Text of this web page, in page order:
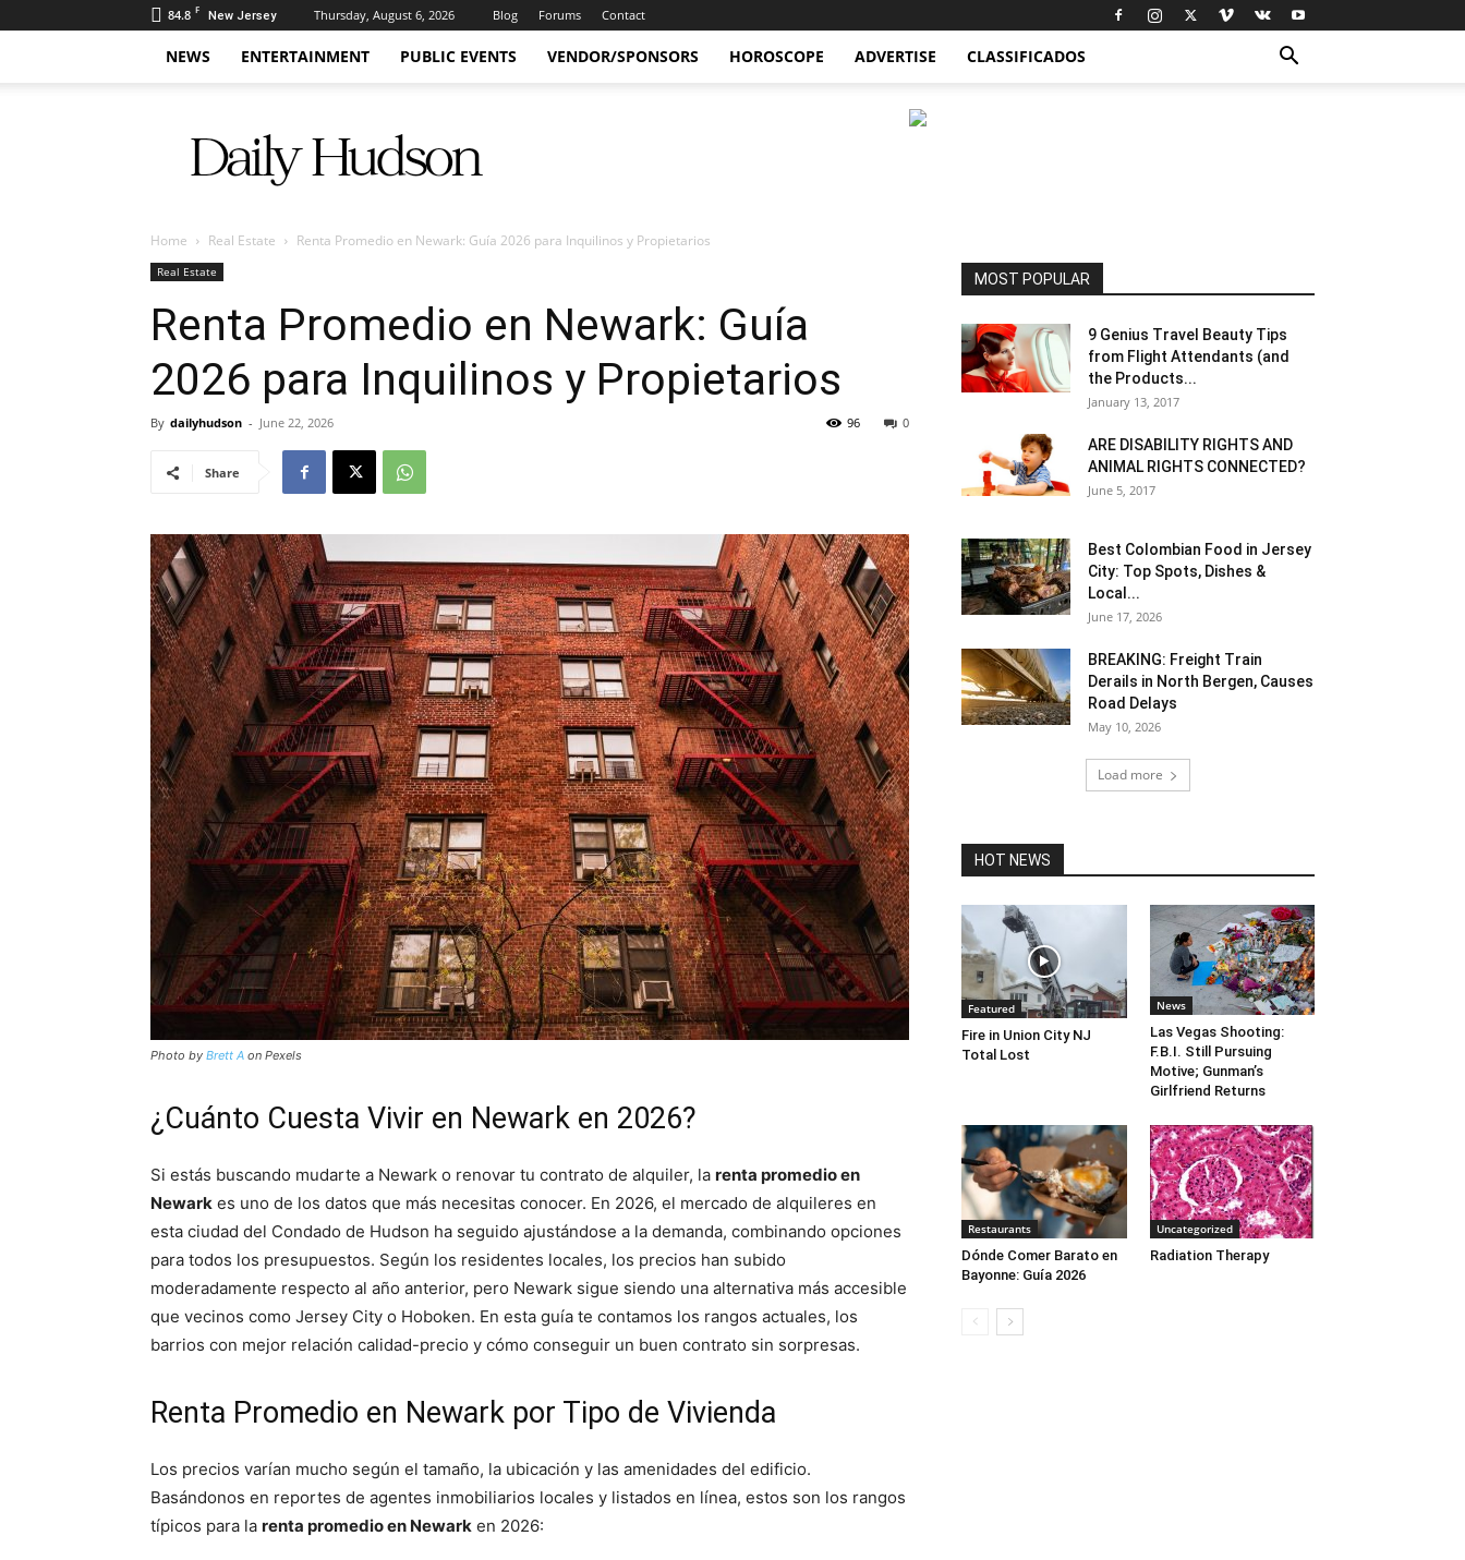
84.8 F New Jersey Thursday, August 6, 2026 Blog Forums Contact
NEWS ENTERTAINMENT PUBLIC EVENTS VENDOR/SPONSORS HOROSCOPE ADVERTISE CLASSIFICADOS
Hudson
Home Real Estate Renta Promedio en Newark: Guía 2026 para Inquilinos y Propietarios
Real Estate
Renta Promedio en Newark: Guía
2026 para Inquilinos y Propietarios
By dailyhudson - June 22, 2026 0
96
Share
Photo by Brett A on Pexels
¿Cuánto Cuesta Vivir en Newark en 2026?
Si estás buscando mudarte a Newark o renovar tu contrato de alquiler, la renta promedio en
Newark es uno de los datos que más necesitas conocer. En 2026, el mercado de alquileres en
esta ciudad del Condado de Hudson ha seguido ajustándose a la demanda, combinando opciones
para todos los presupuestos. Según los residentes locales, los precios han subido
moderadamente respecto al año anterior, pero Newark sigue siendo una alternativa más accesible
que vecinos como Jersey City o Hoboken. En esta guía te contamos los rangos actuales, los
barrios con mejor relación calidad-precio y cómo conseguir un buen contrato sin sorpresas.
Renta Promedio en Newark por Tipo de Vivienda
Los precios varían mucho según el tamaño, la ubicación y las amenidades del edificio.
Basándonos en reportes de agentes inmobiliarios locales y listados en línea, estos son los rangos
típicos para la renta promedio en Newark en 2026:
MOST POPULAR
9 Genius Travel Beauty Tips
from Flight Attendants (and
the Products...
January 13, 2017
ARE DISABILITY RIGHTS AND
ANIMAL RIGHTS CONNECTED?
June 5, 2017
Best Colombian Food in Jersey
City: Top Spots, Dishes &
Local...
June 17, 2026
BREAKING: Freight Train
Derails in North Bergen, Causes
Road Delays
May 10, 2026
Load more
HOT NEWS
Featured
Fire in Union City NJ
Total Lost
News
Las Vegas Shooting:
F.B.I. Still Pursuing
Motive; Gunman’s
Girlfriend Returns
Restaurants
Dónde Comer Barato en
Bayonne: Guía 2026
Uncategorized
Radiation Therapy